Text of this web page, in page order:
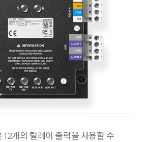
개의 릴레이 출력을 사용할 수